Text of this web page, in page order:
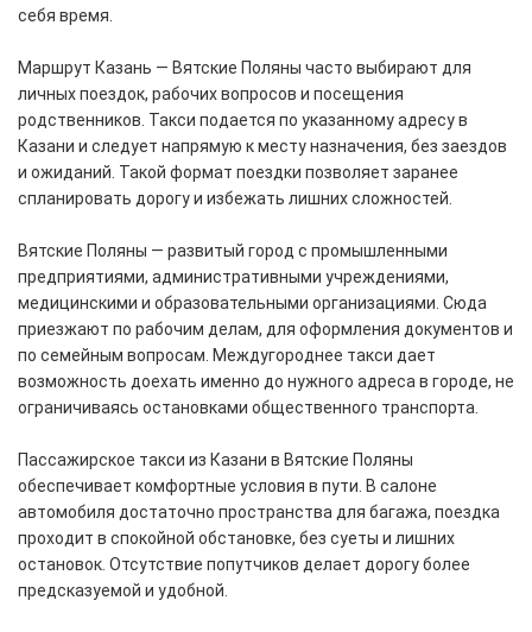
себя время.
Маршрут Казань — Вятские Поляны часто выбирают для
личных поездок, рабочих вопросов и посещения
родственников. Такси подается по указанному адресу в
Казани и следует напрямую к месту назначения, без заездов
и ожиданий. Такой формат поездки позволяет заранее
спланировать дорогу и избежать лишних сложностей.
Вятские Поляны — развитый город с промышленными
предприятиями, административными учреждениями,
медицинскими и образовательными организациями. Сюда
приезжают по рабочим делам, для оформления документов и
по семейным вопросам. Междугороднее такси дает
возможность доехать именно до нужного адреса в городе, не
ограничиваясь остановками общественного транспорта.
Пассажирское такси из Казани в Вятские Поляны
обеспечивает комфортные условия в пути. В салоне
автомобиля достаточно пространства для багажа, поездка
проходит в спокойной обстановке, без суеты и лишних
остановок. Отсутствие попутчиков делает дорогу более
предсказуемой и удобной.